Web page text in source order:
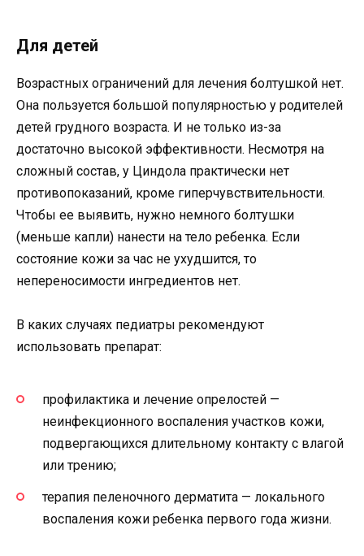
Для детей
Возрастных ограничений для лечения болтушкой нет.
Она пользуется большой популярностью у родителей
детей грудного возраста. И не только из-за
достаточно высокой эффективности. Несмотря на
сложный состав, у Циндола практически нет
противопоказаний, кроме гиперчувствительности.
Чтобы ее выявить, нужно немного болтушки
(меньше капли) нанести на тело ребенка. Если
состояние кожи за час не ухудшится, то
непереносимости ингредиентов нет.
В каких случаях педиатры рекомендуют
использовать препарат:
профилактика и лечение опрелостей —
неинфекционного воспаления участков кожи,
подвергающихся длительному контакту с влагой
или трению;
терапия пеленочного дерматита — локального
воспаления кожи ребенка первого года жизни.